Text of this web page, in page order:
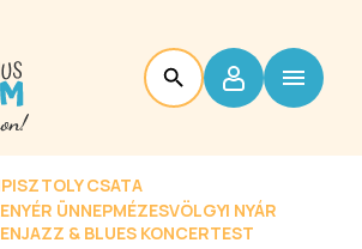
CSATA
ÜNNEPMÉZESVÖLGYI NYÁR
JAZZ & BLUES KONCERTEST